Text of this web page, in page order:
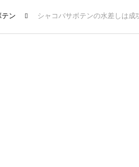
テン シャコバサボテンの水差しは